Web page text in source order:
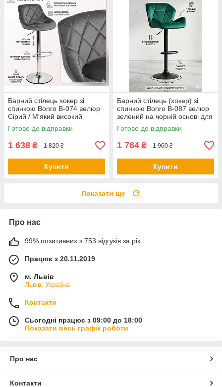
Барний стілець хокер зі
спинкою Bonro B-074 велюр
Сірий / М'який високий
стілець для кухні та бару
Готово до відправки
1 638 ₴ 1 820 ₴
Купити
Барний стілець (хокер) зі
спинкою Bonro B-087 велюр
зелений на чорній основі для
кухні та кафе
Готово до відправки
1 764 ₴ 1 960 ₴
Купити
Показати ще
Про нас
99% позитивних з 753 відгуків за рік
Працює з 20.11.2019
м. Львів
Львів, Україна
Контакти
Сьогодні працює з 09:00 до 18:00
Показати весь графік роботи
Про нас
Контакти